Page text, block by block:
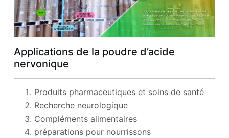
Applications de la poudre d’acide
nervonique
Produits pharmaceutiques et soins de santé
Recherche neurologique
Compléments alimentaires
préparations pour nourrissons